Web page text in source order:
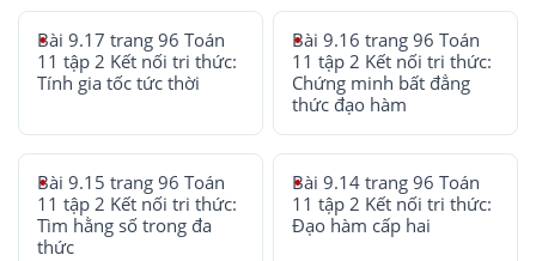
Bài 9.17 trang 96 Toán
11 tập 2 Kết nối tri thức:
Tính gia tốc tức thời
Bài 9.16 trang 96 Toán
11 tập 2 Kết nối tri thức:
Chứng minh bất đẳng
thức đạo hàm
Bài 9.15 trang 96 Toán
11 tập 2 Kết nối tri thức:
Tìm hằng số trong đa
thức
Bài 9.14 trang 96 Toán
11 tập 2 Kết nối tri thức:
Đạo hàm cấp hai